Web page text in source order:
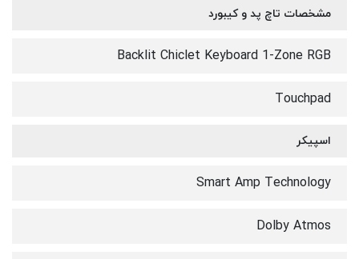
مشخصات تاچ پد و کیبورد
Backlit Chiclet Keyboard 1-Zone RGB
Touchpad
اسپیکر
Smart Amp Technology
Dolby Atmos